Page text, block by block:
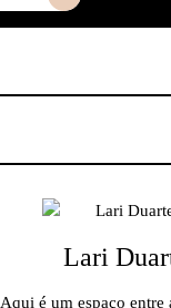
Lari
Aqui é um espaço entre